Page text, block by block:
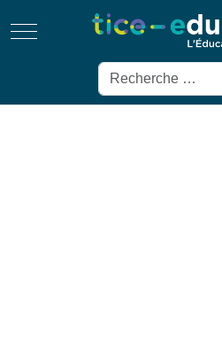
Mobile Menu Toggle
Rechercher